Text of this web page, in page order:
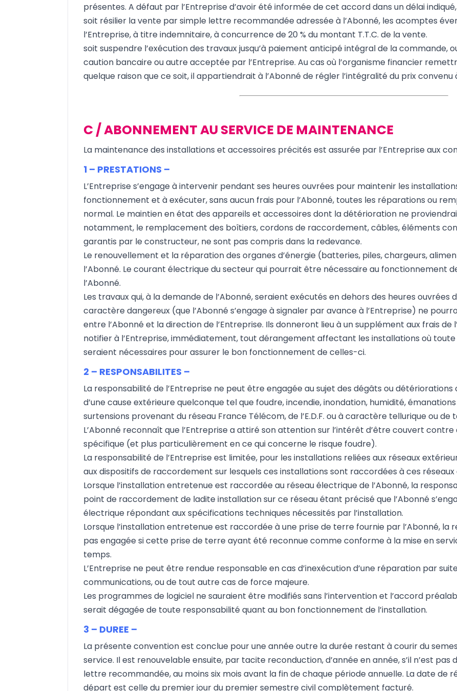
présentes. A défaut par l’Entreprise d’avoir été informée de cet accord dans un délai
soit résilier la vente par simple lettre recommandée adressée à l’Abonné, les acomptes
l’Entreprise, à titre indemnitaire, à concurrence de 20 % du montant T.T.C. de la vente.
soit suspendre l’exécution des travaux jusqu’à paiement anticipé intégral de la commande,
caution bancaire ou autre acceptée par l’Entreprise. Au cas où l’organisme financier
quelque raison que ce soit, il appartiendrait à l’Abonné de régler l’intégralité du prix convenu
C / ABONNEMENT AU SERVICE DE MAINTENANCE
La maintenance des installations et accessoires précités est assurée par l’Entreprise aux
1 – PRESTATIONS –
L’Entreprise s’engage à intervenir pendant ses heures ouvrées pour maintenir les
fonctionnement et à exécuter, sans aucun frais pour l’Abonné, toutes les réparations ou
normal. Le maintien en état des appareils et accessoires dont la détérioration ne
notamment, le remplacement des boîtiers, cordons de raccordement, câbles, éléments
garantis par le constructeur, ne sont pas compris dans la redevance.
Le renouvellement et la réparation des organes d’énergie (batteries, piles, chargeurs,
l’Abonné. Le courant électrique du secteur qui pourrait être nécessaire au fonctionnement
l’Abonné.
Les travaux qui, à la demande de l’Abonné, seraient exécutés en dehors des heures ouvrées
caractère dangereux (que l’Abonné s’engage à signaler par avance à l’Entreprise) ne
entre l’Abonné et la direction de l’Entreprise. Ils donneront lieu à un supplément aux frais de
notifier à l’Entreprise, immédiatement, tout dérangement affectant les installations où
seraient nécessaires pour assurer le bon fonctionnement de celles-ci.
2 – RESPONSABILITES –
La responsabilité de l’Entreprise ne peut être engagée au sujet des dégâts ou
d’une cause extérieure quelconque tel que foudre, incendie, inondation, humidité,
surtensions provenant du réseau France Télécom, de l’E.D.F. ou à caractère tellurique ou
L’Abonné reconnaît que l’Entreprise a attiré son attention sur l’intérêt d’être couvert
spécifique (et plus particulièrement en ce qui concerne le risque foudre).
La responsabilité de l’Entreprise est limitée, pour les installations reliées aux réseaux
aux dispositifs de raccordement sur lesquels ces installations sont raccordées à ces réseaux
Lorsque l’installation entretenue est raccordée au réseau électrique de l’Abonné, la
point de raccordement de ladite installation sur ce réseau étant précisé que l’Abonné
électrique répondant aux spécifications techniques nécessités par l’installation.
Lorsque l’installation entretenue est raccordée à une prise de terre fournie par l’Abonné, la
pas engagée si cette prise de terre ayant été reconnue comme conforme à la mise en
temps.
L’Entreprise ne peut être rendue responsable en cas d’inexécution d’une réparation par
communications, ou de tout autre cas de force majeure.
Les programmes de logiciel ne sauraient être modifiés sans l’intervention et l’accord
serait dégagée de toute responsabilité quant au bon fonctionnement de l’installation.
3 – DUREE –
La présente convention est conclue pour une année outre la durée restant à courir du
service. Il est renouvelable ensuite, par tacite reconduction, d’année en année, s’il n’est
lettre recommandée, au moins six mois avant la fin de chaque période annuelle. La date de
départ est celle du premier jour du premier semestre civil complètement facturé.